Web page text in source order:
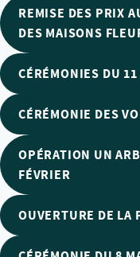
REMISE DES PRIX
DES MAISONS
CÉRÉMONIES DU
CÉRÉMONIE DES
OPÉRATION UN
FÉVRIER
OUVERTURE DE LA